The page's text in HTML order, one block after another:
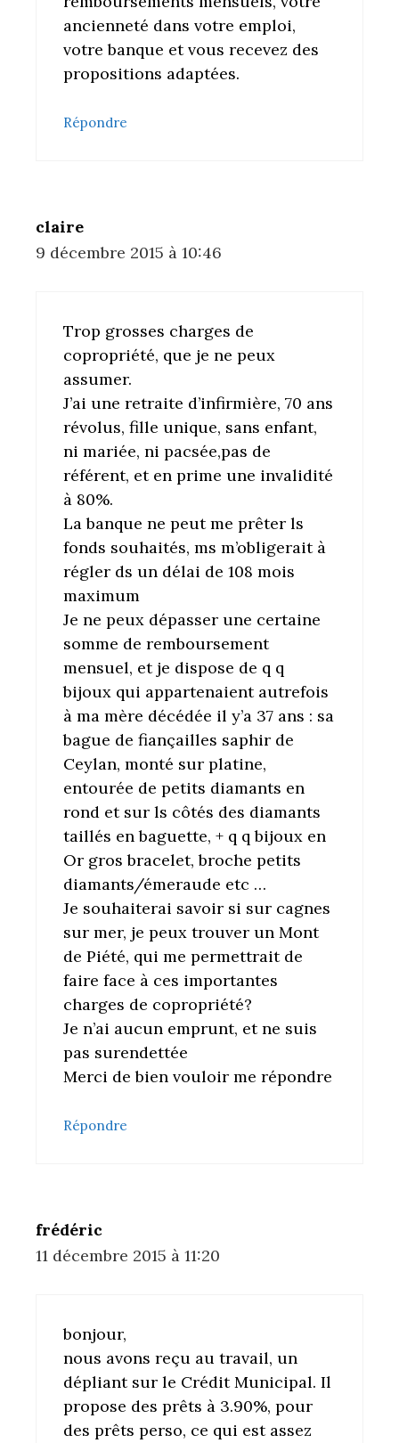
ancienneté dans votre emploi,
votre banque et vous recevez des
propositions adaptées.
Répondre
claire
9 décembre 2015 à 10:46
Trop grosses charges de
copropriété, que je ne peux
assumer.
J’ai une retraite d’infirmière, 70 ans
révolus, fille unique, sans enfant,
ni mariée, ni pacsée,pas de
référent, et en prime une invalidité
à 80%.
La banque ne peut me prêter ls
fonds souhaités, ms m’obligerait à
régler ds un délai de 108 mois
maximum
Je ne peux dépasser une certaine
somme de remboursement
mensuel, et je dispose de q q
bijoux qui appartenaient autrefois
à ma mère décédée il y’a 37 ans : sa
bague de fiançailles saphir de
Ceylan, monté sur platine,
entourée de petits diamants en
rond et sur ls côtés des diamants
taillés en baguette, + q q bijoux en
Or gros bracelet, broche petits
diamants/émeraude etc …
Je souhaiterai savoir si sur cagnes
sur mer, je peux trouver un Mont
de Piété, qui me permettrait de
faire face à ces importantes
charges de copropriété?
Je n’ai aucun emprunt, et ne suis
pas surendettée
Merci de bien vouloir me répondre
Répondre
frédéric
11 décembre 2015 à 11:20
bonjour,
nous avons reçu au travail, un
dépliant sur le Crédit Municipal. Il
propose des prêts à 3.90%, pour
des prêts perso, ce qui est assez